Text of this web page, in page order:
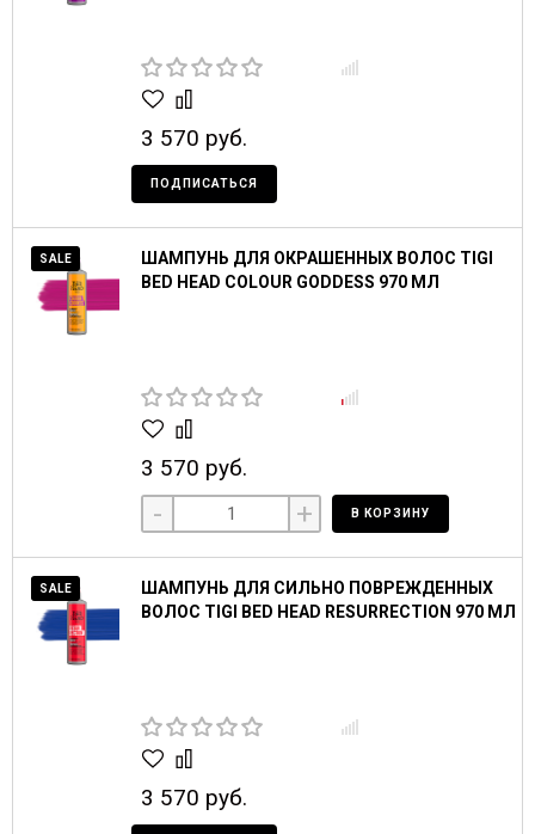
3 570 руб.
ПОДПИСАТЬСЯ
SALE
ШАМПУНЬ ДЛЯ ОКРАШЕННЫХ ВОЛОС TIGI
BED HEAD COLOUR GODDESS 970 МЛ
3 570 руб.
- + В КОРЗИНУ
SALE
ШАМПУНЬ ДЛЯ СИЛЬНО ПОВРЕЖДЕННЫХ
ВОЛОС TIGI BED HEAD RESURRECTION 970 МЛ
3 570 руб.